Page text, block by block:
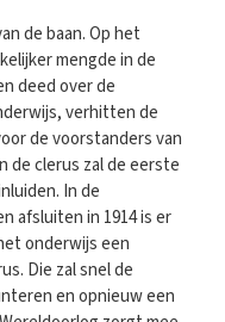
de baan. Op het
mengde in de
deed over de
verhitten de
de voorstanders van
de clerus zal de eerste
In de
afsluiten in 1914 is er
onderwijs een
Die zal snel de
en opnieuw een